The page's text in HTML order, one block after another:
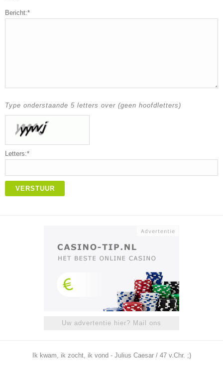
Bericht:*
Type onderstaande 5 letters over (geen hoofdletters)
Letters:*
VERSTUUR
Uw advertentie hier? Mail ons
Ik kwam, ik zocht, ik vond - Julius Caesar / 47 v.Chr. ;)